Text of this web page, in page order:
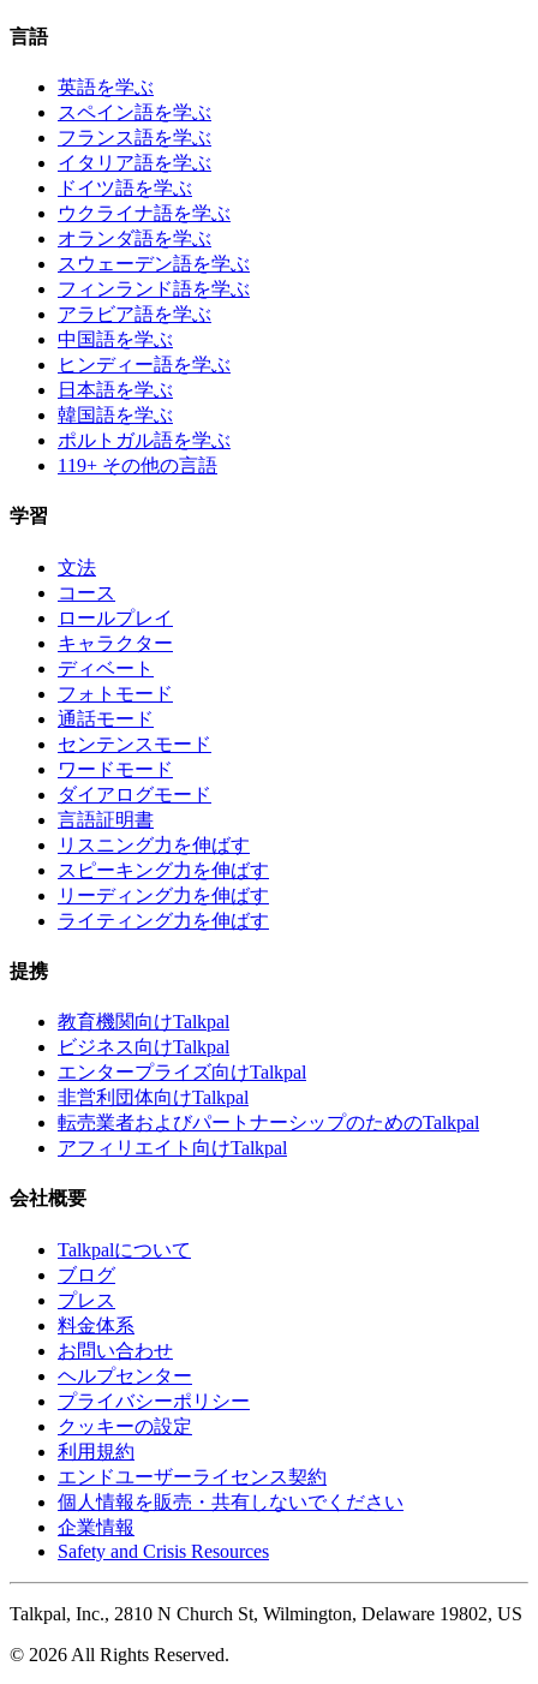
言語
英語を学ぶ
スペイン語を学ぶ
フランス語を学ぶ
イタリア語を学ぶ
ドイツ語を学ぶ
ウクライナ語を学ぶ
オランダ語を学ぶ
スウェーデン語を学ぶ
フィンランド語を学ぶ
アラビア語を学ぶ
中国語を学ぶ
ヒンディー語を学ぶ
日本語を学ぶ
韓国語を学ぶ
ポルトガル語を学ぶ
119+ その他の言語
学習
文法
コース
ロールプレイ
キャラクター
ディベート
フォトモード
通話モード
センテンスモード
ワードモード
ダイアログモード
言語証明書
リスニング力を伸ばす
スピーキング力を伸ばす
リーディング力を伸ばす
ライティング力を伸ばす
提携
教育機関向けTalkpal
ビジネス向けTalkpal
エンタープライズ向けTalkpal
非営利団体向けTalkpal
転売業者およびパートナーシップのためのTalkpal
アフィリエイト向けTalkpal
会社概要
Talkpalについて
ブログ
プレス
料金体系
お問い合わせ
ヘルプセンター
プライバシーポリシー
クッキーの設定
利用規約
エンドユーザーライセンス契約
個人情報を販売・共有しないでください
企業情報
Safety and Crisis Resources
Talkpal, Inc., 2810 N Church St, Wilmington, Delaware 19802, US
© 2026 All Rights Reserved.